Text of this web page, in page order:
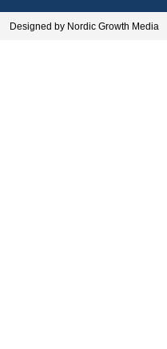
Designed by Nordic Growth Media